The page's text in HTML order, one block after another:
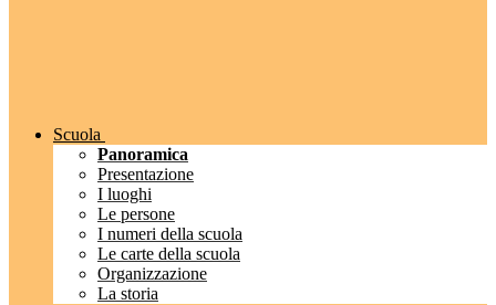
Scuola
Panoramica
Presentazione
I luoghi
Le persone
I numeri della scuola
Le carte della scuola
Organizzazione
La storia